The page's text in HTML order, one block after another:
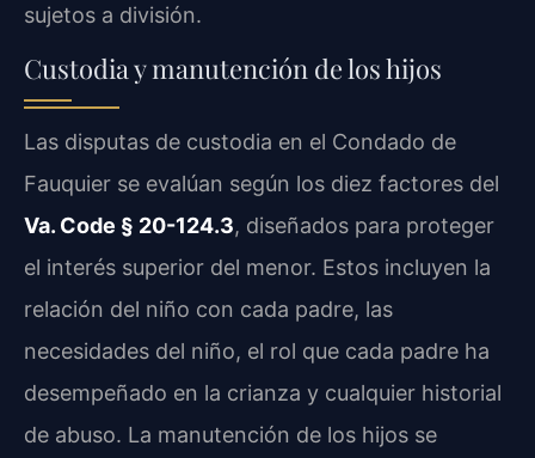
sujetos a división.
Custodia y manutención de los hijos
Las disputas de custodia en el Condado de
Fauquier se evalúan según los diez factores del
Va. Code § 20-124.3, diseñados para proteger
el interés superior del menor. Estos incluyen la
relación del niño con cada padre, las
necesidades del niño, el rol que cada padre ha
desempeñado en la crianza y cualquier historial
de abuso. La manutención de los hijos se